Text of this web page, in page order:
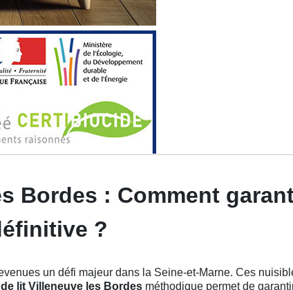
Bordes : Comment
?
un défi majeur dans la Seine-et-Marne. Ces
lit Villeneuve les Bordes méthodique permet de